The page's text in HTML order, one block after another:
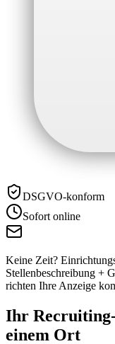
DSGVO-konform
Sofort online
Keine Zeit?
Stellenbeschreibung +
richten Ihre Anzeige
Ihr
einem Ort